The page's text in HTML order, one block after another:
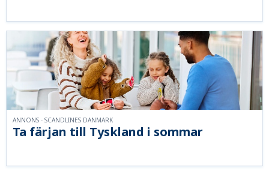
Ta färjan till Tyskland i sommar
ANNONS - SCANDLINES DANMARK